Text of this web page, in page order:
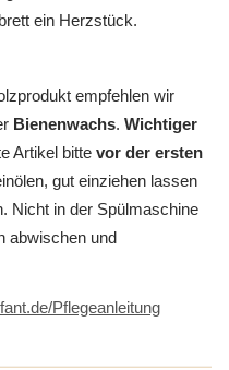
ein Herzstück.
empfehlen wir
Bienenwachs. Wichtiger
Artikel bitte vor der ersten
gut einziehen lassen
Nicht in der Spülmaschine
abwischen und
Pflegeanleitung